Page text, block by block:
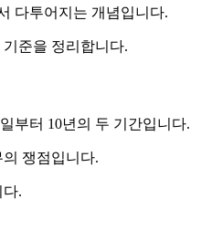
다투어지는 개념입니다.
준을 정리합니다.
부터 10년의 두 기간입니다.
쟁점입니다.
.